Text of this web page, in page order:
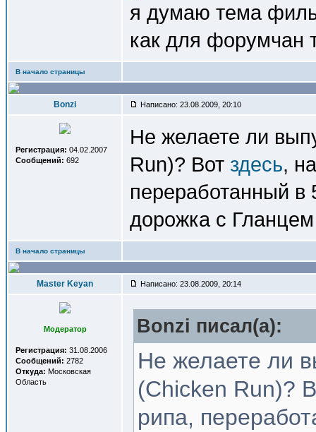
я думаю тема
как для
В начало страницы
Bonzi Написано: 23.08.2009, 20:10
Регистрация: 04.02.2007
Сообщений: 692
Не желаете ли
Run)? Вот здесь,
переработанный в
дорожка с Гланцем
В начало страницы
Master Keyan Написано: 23.08.2009, 20:14
Модератор
Регистрация: 31.08.2006
Сообщений: 2782
Откуда: Московская
Область
Bonzi писал(a):
Не желаете ли
(Chicken Run)?
рипа,